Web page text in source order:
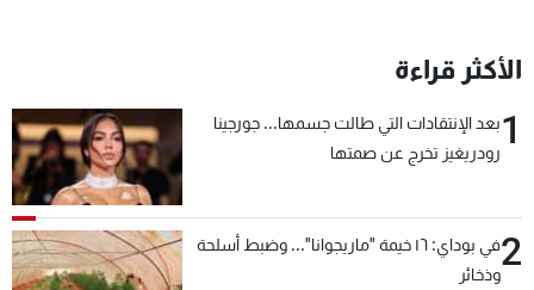
الأكثر قراءة
1بعد الإنتقادات التي طالت جسمها... جورجينا
رودريغيز تخرج عن صمتها
2
في بوداي: ١٦ خيمة "ماريجوانا"... وضبط أسلحة
وذخائر
البرامج
شاهد البرامج
الترددات
عن MTV
الإنـتـاج
وظائف